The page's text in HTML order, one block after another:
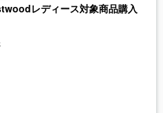
レディース対象商品購入